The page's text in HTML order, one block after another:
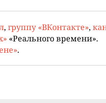
, группу «ВКонтакте»,
«Реального времени».
.